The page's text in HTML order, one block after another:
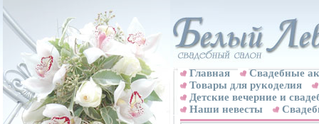
Главная
Свадебные
Товары для рукоделия
Детские вечерние и
Наши невесты